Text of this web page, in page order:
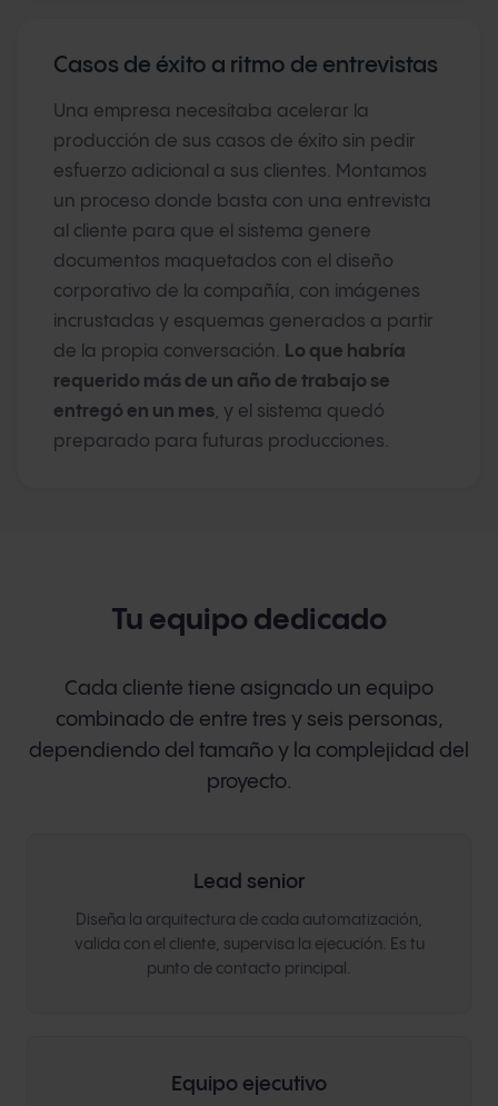
Casos de éxito a ritmo de entrevistas
Una empresa necesitaba acelerar la
producción de sus casos de éxito sin pedir
esfuerzo adicional a sus clientes. Montamos
un proceso donde basta con una entrevista
al cliente para que el sistema genere
documentos maquetados con el diseño
corporativo de la compañía, con imágenes
incrustadas y esquemas generados a partir
de la propia conversación. Lo que habría
requerido más de un año de trabajo se
entregó en un mes, y el sistema quedó
preparado para futuras producciones.
Tu equipo dedicado
Cada cliente tiene asignado un equipo
combinado de entre tres y seis personas,
dependiendo del tamaño y la complejidad del
proyecto.
Lead senior
Diseña la arquitectura de cada automatización,
valida con el cliente, supervisa la ejecución. Es tu
punto de contacto principal.
Equipo ejecutivo